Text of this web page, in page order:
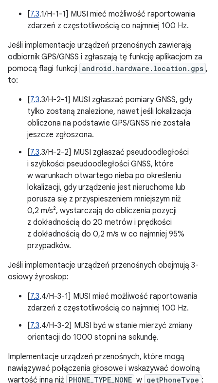
[7.3.1/H-1-1] MUSI mieć możliwość raportowania
zdarzeń z częstotliwością co najmniej 100 Hz.
Jeśli implementacje urządzeń przenośnych zawierają
odbiornik GPS/GNSS i zgłaszają tę funkcję aplikacjom za
pomocą flagi funkcji android.hardware.location.gps ,
to:
[7.3.3/H-2-1] MUSI zgłaszać pomiary GNSS, gdy
tylko zostaną znalezione, nawet jeśli lokalizacja
obliczona na podstawie GPS/GNSS nie została
jeszcze zgłoszona.
[7.3.3/H-2-2] MUSI zgłaszać pseudoodległości
i szybkości pseudoodległości GNSS, które
w warunkach otwartego nieba po określeniu
lokalizacji, gdy urządzenie jest nieruchome lub
porusza się z przyspieszeniem mniejszym niż
0,2 m/s², wystarczają do obliczenia pozycji
z dokładnością do 20 metrów i prędkości
z dokładnością do 0,2 m/s w co najmniej 95%
przypadków.
Jeśli implementacje urządzeń przenośnych obejmują 3-
osiowy żyroskop:
[7.3.4/H-3-1] MUSI mieć możliwość raportowania
zdarzeń z częstotliwością co najmniej 100 Hz.
[7.3.4/H-3-2] MUSI być w stanie mierzyć zmiany
orientacji do 1000 stopni na sekundę.
Implementacje urządzeń przenośnych, które mogą
nawiązywać połączenia głosowe i wskazywać dowolną
wartość inną niż PHONE_TYPE_NONE w getPhoneType :